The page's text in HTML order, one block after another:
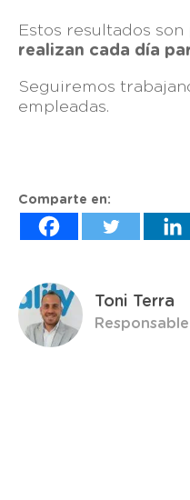
Estos resultados
realizan cada día
Seguiremos
empleadas.
Comparte en:
Toni Terra